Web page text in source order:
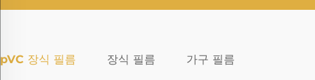
pVC 장식 필름 장식 필름 가구 필름